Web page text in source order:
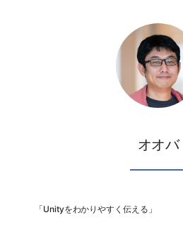
オオバ
「Unityをわかりやすく伝える」